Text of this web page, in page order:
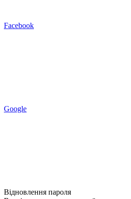
Facebook
Google
Відновлення пароля